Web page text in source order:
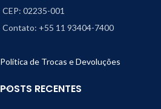
CEP: 02235-001
Contato: +55 11 93404-7400
Política de Trocas e Devoluções
POSTS RECENTES